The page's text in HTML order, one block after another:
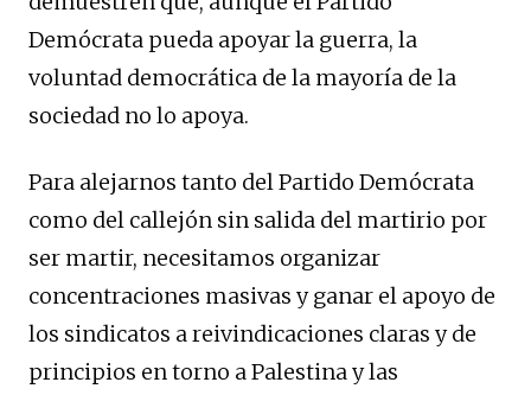
Demócrata pueda apoyar la guerra, la
voluntad democrática de la mayoría de la
sociedad no lo apoya.
Para alejarnos tanto del Partido Demócrata
como del callejón sin salida del martirio por
ser martir, necesitamos organizar
concentraciones masivas y ganar el apoyo de
los sindicatos a reivindicaciones claras y de
principios en torno a Palestina y las